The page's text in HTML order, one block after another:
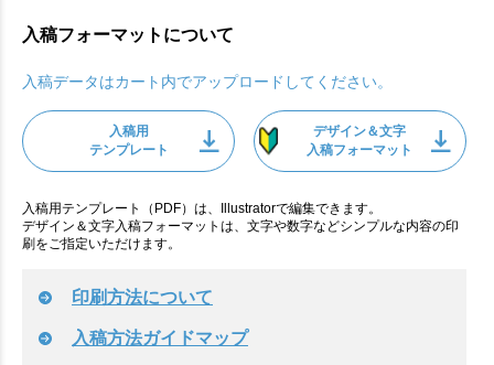
入稿フォーマットについて
入稿データはカート内でアップロードしてください。
入稿用
テンプレート
デザイン＆文字
入稿フォーマット
入稿用テンプレート（PDF）は、Illustratorで編集できます。
デザイン＆文字入稿フォーマットは、文字や数字などシンプルな内容の印
刷をご指定いただけます。
印刷方法について
入稿方法ガイドマップ